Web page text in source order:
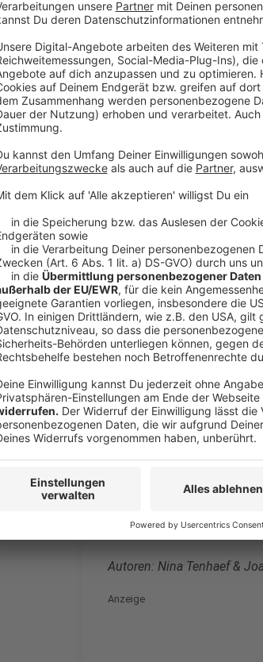
auf der Fensterbank
Nasch-Tomaten", ergänzt
Porree, reicht ein
Garten erübrigt werden, bei
Anzeige
Schritte zum richtigen
Was für Niemann ganz
Gemüseerde aus den
guten Start ins Leben", so
sie nicht empfohlen. Sie
brauchen. Mit Saatgut
achten, dass die
Sachen", erläutert sie.
natürlich ausreichend
die Erde und spürt selbst,
Wann mit dem Anbau
werden. Tomaten,
keinen Frost mehr gibt.
Autoren: Nina Tenhaef &
Anzeige